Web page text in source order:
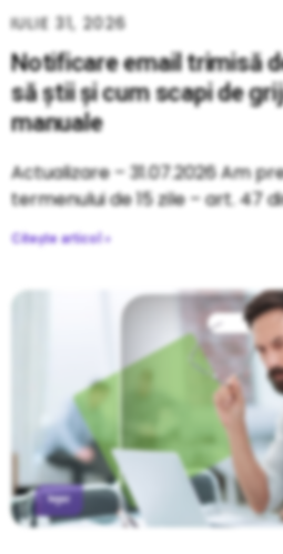
Notificare email trimisă
să știi și cum scapi de
manuale
IULIE 31, 2026
Actualizare – 31.07.2026 Am
termenului de 15 zile – art. 47
Citește articol »